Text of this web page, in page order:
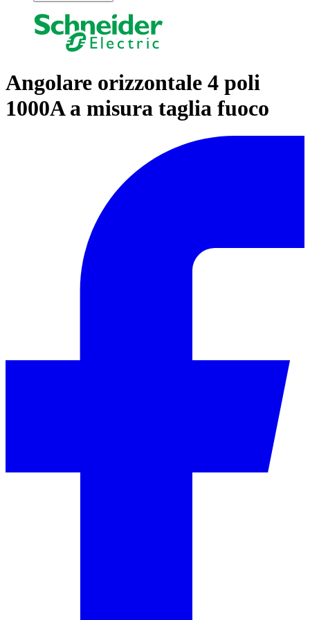
Angolare orizzontale 4 poli
1000A a misura taglia fuoco